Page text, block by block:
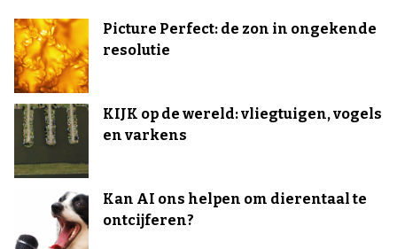
Picture Perfect: de zon in ongekende
resolutie
KIJK op de wereld: vliegtuigen, vogels
en varkens
Kan AI ons helpen om dierentaal te
ontcijferen?